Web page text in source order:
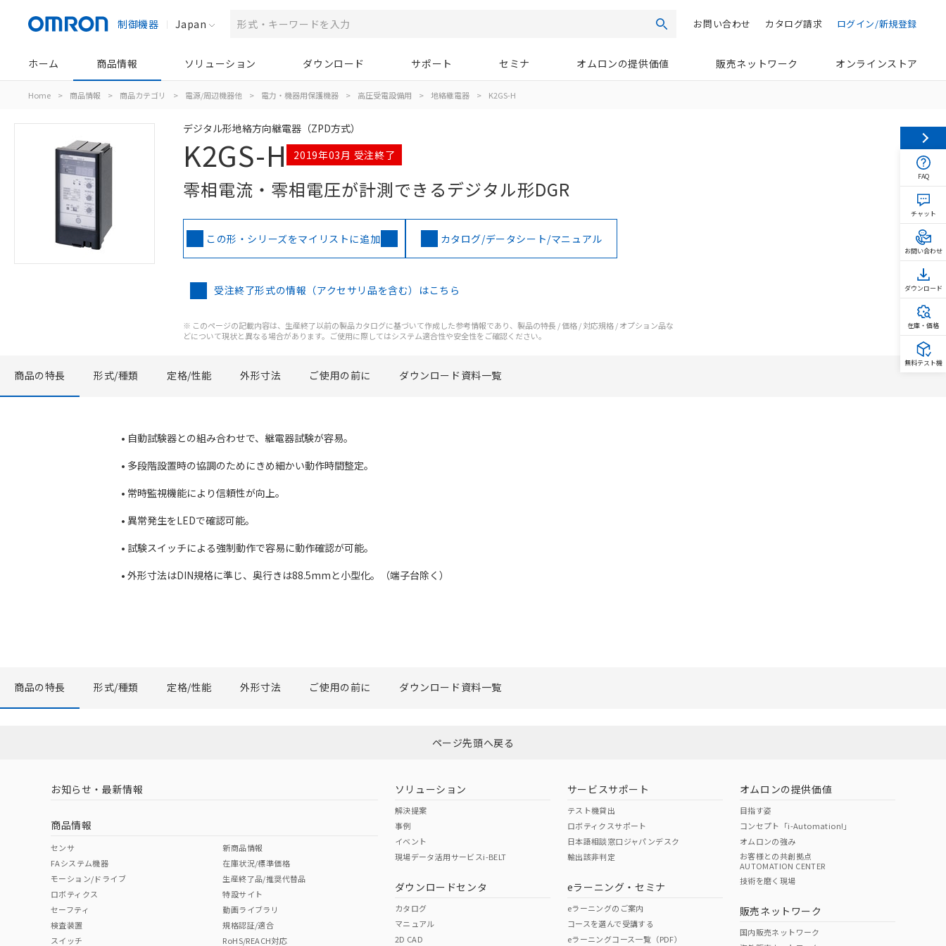
制御機器 Japan 検索 ログイン/新規登録
カタログ請求
お問い合わせ
ホーム 商品情報 ソリューション ダウンロード サポート セミナ オムロンの提供価値 販売ネットワーク オンラインストア
Home > 商品情報 > 商品カテゴリ > 電源/周辺機器他 > 電力・機器用保護機器 > 高圧受電設備用 > 地絡継電器 > K2GS-H
デジタル形地絡方向継電器（ZPD方式）
K2GS-H 2019年03月 受注終了
零相電流・零相電圧が計測できるデジタル形DGR
この形・シリーズをマイリストに追加 カタログ/データシート/マニュアル
受注終了形式の情報（アクセサリ品を含む）はこちら
※ このページの記載内容は、生産終了以前の製品カタログに基づいて作成した参考情報であり、製品の特長 / 価格 / 対応規格 / オプション品な
どについて現状と異なる場合があります。ご使用に際してはシステム適合性や安全性をご確認ください。
商品の特長 形式/種類 定格/性能 外形寸法 ご使用の前に ダウンロード資料一覧
• 自動試験器との組み合わせで、継電器試験が容易。
• 多段階設置時の協調のためにきめ細かい動作時間整定。
• 常時監視機能により信頼性が向上。
• 異常発生をLEDで確認可能。
• 試験スイッチによる強制動作で容易に動作確認が可能。
• 外形寸法はDIN規格に準じ、奥行きは88.5mmと小型化。（端子台除く）
商品の特長 形式/種類 定格/性能 外形寸法 ご使用の前に ダウンロード資料一覧
ページ先頭へ戻る
お知らせ・最新情報
商品情報
センサ
FAシステム機器
モーション/ドライブ
ロボティクス
セーフティ
検査装置
スイッチ
新商品情報
在庫状況/標準価格
生産終了品/推奨代替品
特設サイト
動画ライブラリ
規格認証/適合
RoHS/REACH対応
ソリューション
解決提案
事例
イベント
現場データ活用サービスi-BELT
ダウンロードセンタ
カタログ
マニュアル
2D CAD
サービスサポート
テスト機貸出
ロボティクスサポート
日本語相談窓口ジャパンデスク
輸出該非判定
eラーニング・セミナ
eラーニングのご案内
コースを選んで受講する
eラーニングコース一覧（PDF）
オムロンの提供価値
目指す姿
コンセプト「i-Automation!」
オムロンの強み
お客様との共創拠点
AUTOMATION CENTER
技術を磨く現場
販売ネットワーク
国内販売ネットワーク
FAQ
チャット
お問い合わせ
ダウンロード
在庫・価格
無料テスト機